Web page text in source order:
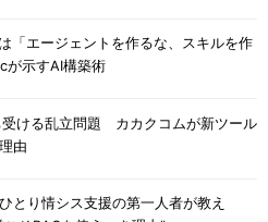
「エージェントを作るな、スキルを作
示すAI構築術
受ける乱立問題 カカクコムが新ツール
由
とり情シス支援の第一人者が教え